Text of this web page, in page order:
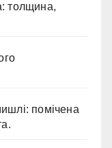
толщина,
помічена